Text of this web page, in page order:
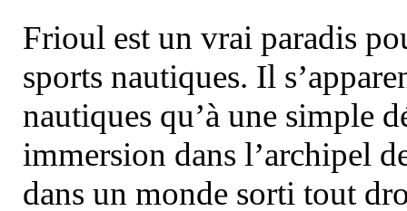
Frioul est un vrai paradis
sports nautiques. Il
nautiques qu’à une simple
immersion dans l’archipel
dans un monde sorti tout